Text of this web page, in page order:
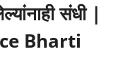
संधी |
Bharti